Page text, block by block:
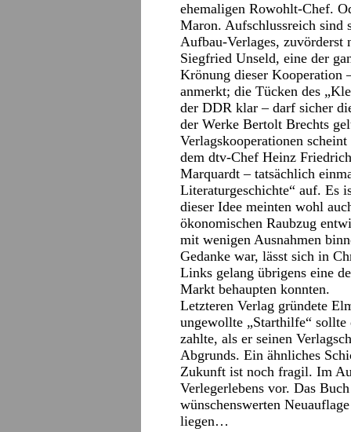
ehemaligen Rowohlt-Chef.
Maron. Aufschlussreich sind
Aufbau-Verlages,
Siegfried Unseld, eine der
Krönung dieser Kooperation
anmerkt; die Tücken des
der DDR klar – darf sicher
der Werke Bertolt Brechts
Verlagskooperationen
dem dtv-Chef Heinz
Marquardt – tatsächlich
Literaturgeschichte“ auf. Es
dieser Idee meinten wohl
ökonomischen Raubzug
mit wenigen Ausnahmen
Gedanke war, lässt sich in
Links gelang übrigens eine
Markt behaupten konnten.
Letzteren Verlag gründete
ungewollte „Starthilfe“
zahlte, als er seinen
Abgrunds. Ein ähnliches
Zukunft ist noch fragil. Im
Verlegerlebens vor. Das
wünschenswerten
liegen…